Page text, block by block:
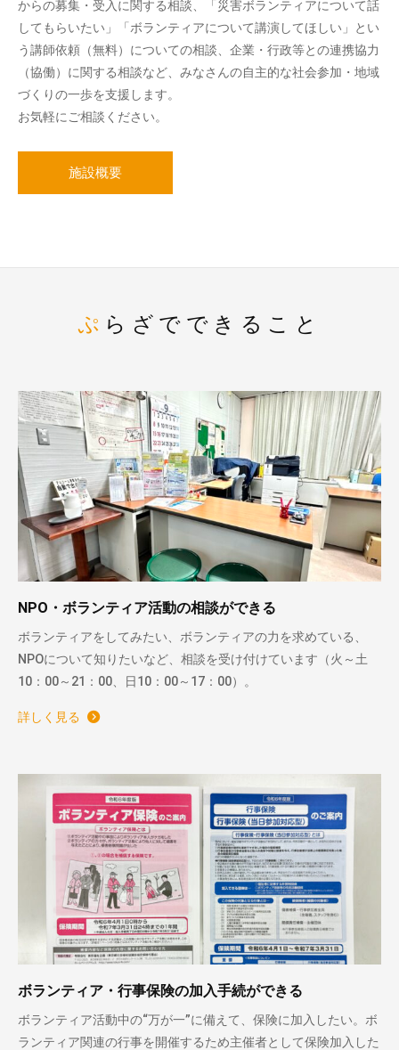
からの募集・受入に関する相談、「災害ボランティアについて話
してもらいたい」「ボランティアについて講演してほしい」とい
う講師依頼（無料）についての相談、企業・行政等との連携協力
（協働）に関する相談など、みなさんの自主的な社会参加・地域
づくりの一歩を支援します。
お気軽にご相談ください。
施設概要
ぷらざでできること
NPO・ボランティア活動の相談ができる
ボランティアをしてみたい、ボランティアの力を求めている、
NPOについて知りたいなど、相談を受け付けています（火～土
10：00～21：00、日10：00～17：00）。
詳しく見る
ボランティア・行事保険の加入手続ができる
ボランティア活動中の“万が一”に備えて、保険に加入したい。ボ
ランティア関連の行事を開催するため主催者として保険加入した